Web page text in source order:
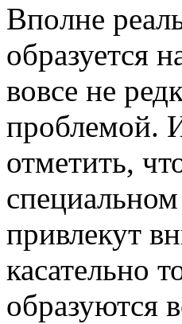
Впoлнe
образуется
вовсе не
проблемой.
отметить,
привлекут
касательно
образуются